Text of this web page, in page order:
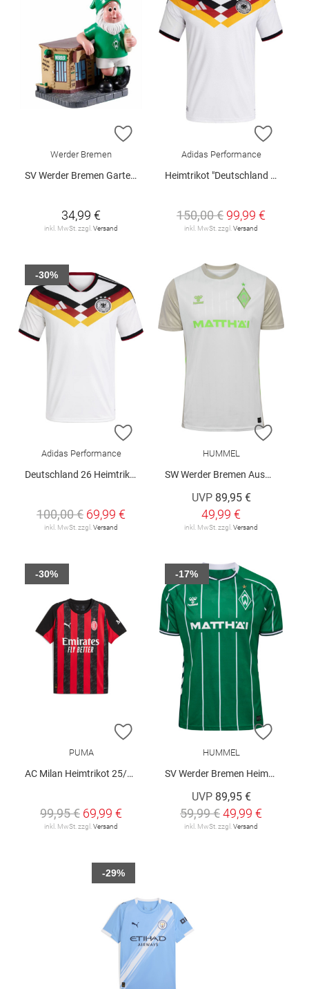
ZUR WUNSCHLISTE HINZUFÜGEN
Werder Bremen
SV Werder Bremen Gartenzwerg "Imbiss"
34,99 €
inkl. MwSt. zzgl. Versand
ZUR
Adidas Performance
Heimtrikot "Deutschland 26 Authentic"
150,00 € 99,99 €
inkl. MwSt. zzgl. Versand
ZUR WUNSCHLISTE HINZUFÜGEN
Adidas Performance
Deutschland 26 Heimtrikot
100,00 € 69,99 €
inkl. MwSt. zzgl. Versand
-30%
ZUR
HUMMEL
SW Werder Bremen Auswärtstrikot 25/26
UVP 89,95 €
49,99 €
inkl. MwSt. zzgl. Versand
ZUR WUNSCHLISTE HINZUFÜGEN
PUMA
AC Milan Heimtrikot 25/26
99,95 € 69,99 €
inkl. MwSt. zzgl. Versand
-30%
ZUR
HUMMEL
SV Werder Bremen Heimtrikot 25/26
UVP 89,95 €
59,99 €49,99 €
inkl. MwSt. zzgl. Versand
-17%
-29%